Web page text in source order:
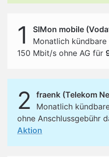
1
SIMon mobile
Monatlich kündbare
150 Mbit/s ohne AG für
2
fraenk (Telekom
Monatlich
ohne Anschlussgebühr
Aktion